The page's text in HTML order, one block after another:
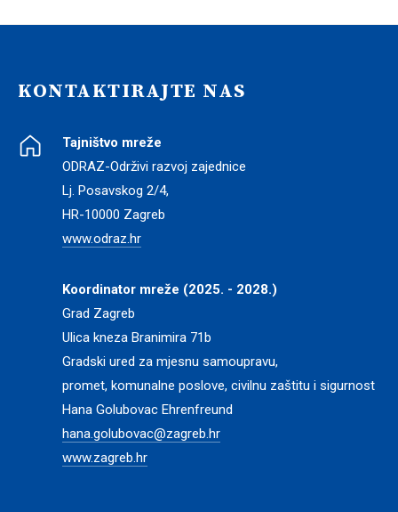
KONTAKTIRAJTE NAS
Tajništvo mreže
ODRAZ-Održivi razvoj zajednice
Lj. Posavskog 2/4,
HR-10000 Zagreb
www.odraz.hr
Koordinator mreže (2025. - 2028.)
Grad Zagreb
Ulica kneza Branimira 71b
Gradski ured za mjesnu samoupravu,
promet, komunalne poslove, civilnu zaštitu i sigurnost
Hana Golubovac Ehrenfreund
hana.golubovac@zagreb.hr
www.zagreb.hr